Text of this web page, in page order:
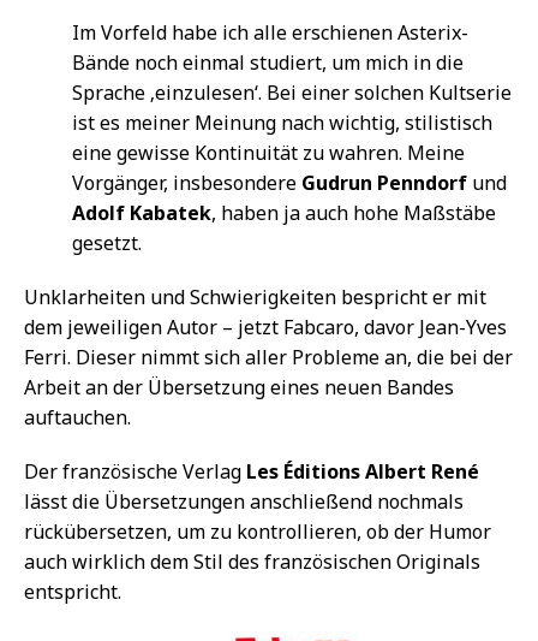
Im Vorfeld habe ich alle erschienen Asterix-
Bände noch einmal studiert, um mich in die
Sprache ‚einzulesen‘. Bei einer solchen Kultserie
ist es meiner Meinung nach wichtig, stilistisch
eine gewisse Kontinuität zu wahren. Meine
Vorgänger, insbesondere Gudrun Penndorf und
Adolf Kabatek, haben ja auch hohe Maßstäbe
gesetzt.
Unklarheiten und Schwierigkeiten bespricht er mit
dem jeweiligen Autor – jetzt Fabcaro, davor Jean-Yves
Ferri. Dieser nimmt sich aller Probleme an, die bei der
Arbeit an der Übersetzung eines neuen Bandes
auftauchen.
Der französische Verlag Les Éditions Albert René
lässt die Übersetzungen anschließend nochmals
rückübersetzen, um zu kontrollieren, ob der Humor
auch wirklich dem Stil des französischen Originals
entspricht.